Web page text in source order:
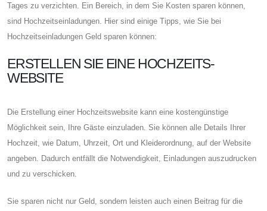
Tages zu verzichten. Ein Bereich, in dem Sie Kosten sparen können,
sind Hochzeitseinladungen. Hier sind einige Tipps, wie Sie bei
Hochzeitseinladungen Geld sparen können:
ERSTELLEN SIE EINE HOCHZEITS-
WEBSITE
Die Erstellung einer Hochzeitswebsite kann eine kostengünstige
Möglichkeit sein, Ihre Gäste einzuladen. Sie können alle Details Ihrer
Hochzeit, wie Datum, Uhrzeit, Ort und Kleiderordnung, auf der Website
angeben. Dadurch entfällt die Notwendigkeit, Einladungen auszudrucken
und zu verschicken.
Sie sparen nicht nur Geld, sondern leisten auch einen Beitrag für die